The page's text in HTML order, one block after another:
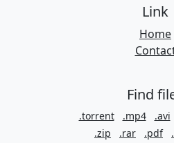
Link
Home
Find
.torrent .mp4 .avi
.zip
.rar .pdf